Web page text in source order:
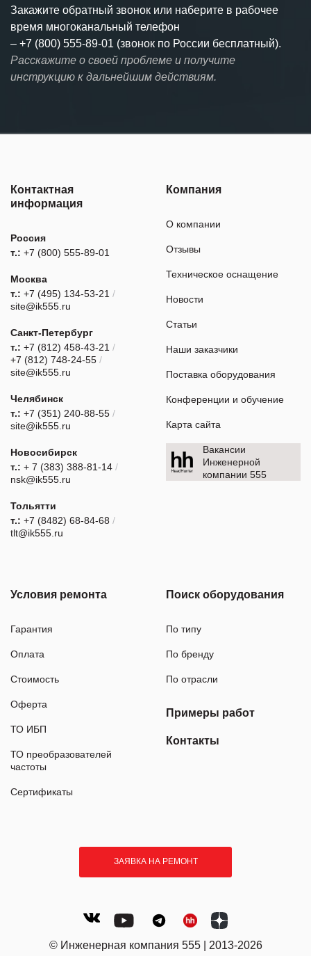
Закажите обратный звонок или наберите в рабочее
время многоканальный телефон
– +7 (800) 555-89-01 (звонок по России бесплатный).
Расскажите о своей проблеме и получите
инструкцию к дальнейшим действиям.
Контактная
информация
Россия
т.: +7 (800) 555-89-01
Москва
т.: +7 (495) 134-53-21 /
site@ik555.ru
Санкт-Петербург
т.: +7 (812) 458-43-21 /
+7 (812) 748-24-55 /
site@ik555.ru
Челябинск
т.: +7 (351) 240-88-55 /
site@ik555.ru
Новосибирск
т.: + 7 (383) 388-81-14 /
nsk@ik555.ru
Тольятти
т.: +7 (8482) 68-84-68 /
tlt@ik555.ru
Компания
О компании
Отзывы
Техническое оснащение
Новости
Статьи
Наши заказчики
Поставка оборудования
Конференции и обучение
Карта сайта
Вакансии
Инженерной
компании 555
Условия ремонта
Гарантия
Оплата
Стоимость
Оферта
ТО ИБП
ТО преобразователей
частоты
Сертификаты
Поиск оборудования
По типу
По бренду
По отрасли
Примеры работ
Контакты
ЗАЯВКА НА РЕМОНТ
© Инженерная компания 555 | 2013-2026